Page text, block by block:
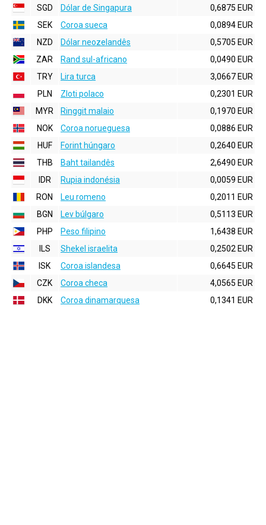
SGD
Dólar de Singapura
0,6875 EUR
SEK
Coroa sueca
0,0894 EUR
NZD
Dólar neozelandês
0,5705 EUR
ZAR
Rand sul-africano
0,0490 EUR
TRY
Lira turca
3,0667 EUR
PLN
Zloti polaco
0,2301 EUR
MYR
Ringgit malaio
0,1970 EUR
NOK
Coroa norueguesa
0,0886 EUR
HUF
Forint húngaro
0,2640 EUR
THB
Baht tailandês
2,6490 EUR
IDR
Rupia indonésia
0,0059 EUR
RON
Leu romeno
0,2011 EUR
BGN
Lev búlgaro
0,5113 EUR
PHP
Peso filipino
1,6438 EUR
ILS
Shekel israelita
0,2502 EUR
ISK
Coroa islandesa
0,6645 EUR
CZK
Coroa checa
4,0565 EUR
DKK
Coroa dinamarquesa 0,1341 EUR